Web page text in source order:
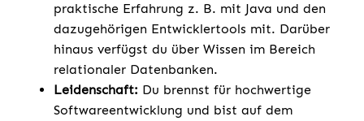
praktische Erfahrung z. B. mit Java und den
dazugehörigen Entwicklertools mit. Darüber
hinaus verfügst du über Wissen im Bereich
relationaler Datenbanken.
Leidenschaft: Du brennst für hochwertige
Softwareentwicklung und bist auf dem